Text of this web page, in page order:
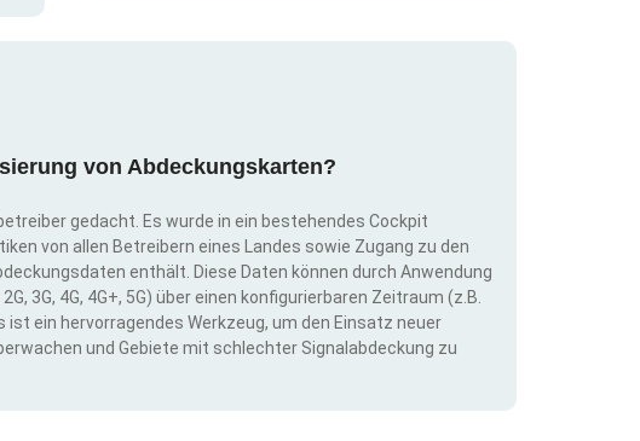
von Abdeckungskarten?
gedacht. Es wurde in ein bestehendes Cockpit
von allen Betreibern eines Landes sowie Zugang zu den
enthält. Diese Daten können durch Anwendung
3G, 4G, 4G+, 5G) über einen konfigurierbaren Zeitraum (z.B.
ein hervorragendes Werkzeug, um den Einsatz neuer
und Gebiete mit schlechter Signalabdeckung zu